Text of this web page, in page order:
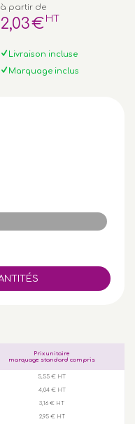
à partir de
2,03€ HT
Livraison incluse
Marquage inclus
Prix unitaire
marquage standard compris
5,55 € HT
4,04 € HT
3,16 € HT
2,95 € HT